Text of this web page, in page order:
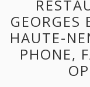
GEORGES
HAUTE-
PHONE,